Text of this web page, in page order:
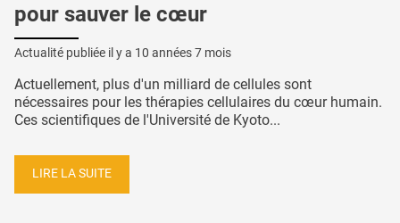
pour sauver le cœur
Actualité publiée il y a 10 années 7 mois
Actuellement, plus d'un milliard de cellules sont
nécessaires pour les thérapies cellulaires du cœur humain.
Ces scientifiques de l'Université de Kyoto...
LIRE LA SUITE